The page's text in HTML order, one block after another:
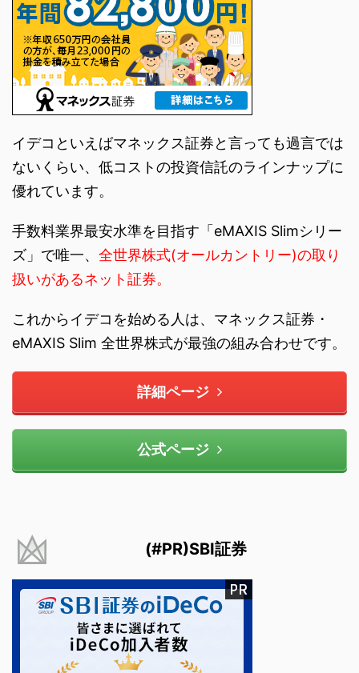
イデコといえばマネックス証券と言っても過言では
ないくらい、低コストの投資信託のラインナップに
優れています。
手数料業界最安水準を目指す「eMAXIS Slimシリー
ズ」で唯一、 全世界株式(オールカントリー)の取り
扱いがあるネット証券。
これからイデコを始める人は、マネックス証券・
eMAXIS Slim 全世界株式が最強の組み合わせです。
詳細ページ
公式ページ
(#PR)SBI証券